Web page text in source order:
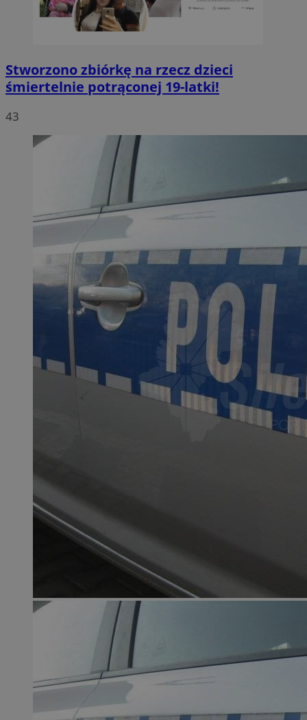
Stworzono zbiórkę na rzecz dzieci
śmiertelnie potrąconej 19-latki!
43